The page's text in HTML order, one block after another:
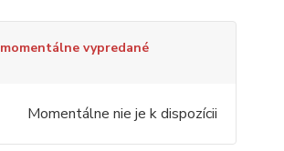
momentálne vypredané
Momentálne nie je k dispozícii